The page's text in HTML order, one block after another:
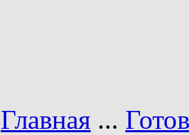
Главная ...